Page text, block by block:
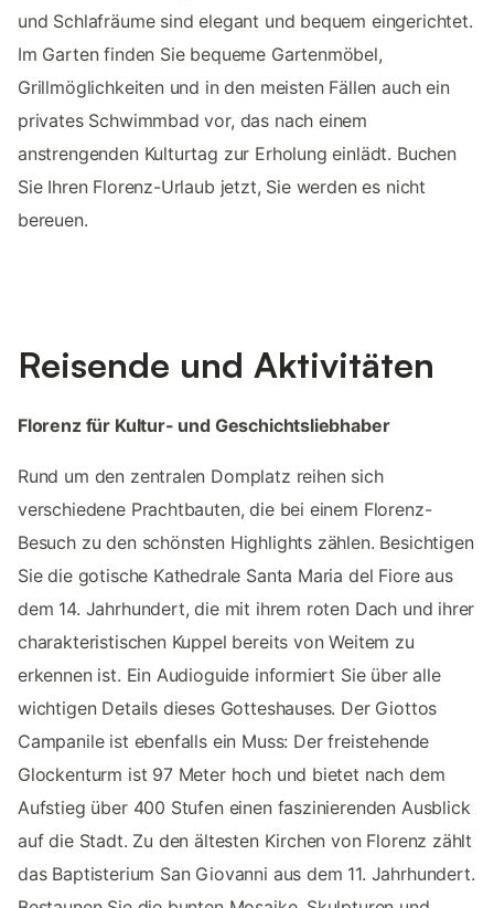
und Schlafräume sind elegant und bequem eingerichtet.
Im Garten finden Sie bequeme Gartenmöbel,
Grillmöglichkeiten und in den meisten Fällen auch ein
privates Schwimmbad vor, das nach einem
anstrengenden Kulturtag zur Erholung einlädt. Buchen
Sie Ihren Florenz-Urlaub jetzt, Sie werden es nicht
bereuen.
Reisende und Aktivitäten
Florenz für Kultur- und Geschichtsliebhaber
Rund um den zentralen Domplatz reihen sich
verschiedene Prachtbauten, die bei einem Florenz-
Besuch zu den schönsten Highlights zählen. Besichtigen
Sie die gotische Kathedrale Santa Maria del Fiore aus
dem 14. Jahrhundert, die mit ihrem roten Dach und ihrer
charakteristischen Kuppel bereits von Weitem zu
erkennen ist. Ein Audioguide informiert Sie über alle
wichtigen Details dieses Gotteshauses. Der Giottos
Campanile ist ebenfalls ein Muss: Der freistehende
Glockenturm ist 97 Meter hoch und bietet nach dem
Aufstieg über 400 Stufen einen faszinierenden Ausblick
auf die Stadt. Zu den ältesten Kirchen von Florenz zählt
das Baptisterium San Giovanni aus dem 11. Jahrhundert.